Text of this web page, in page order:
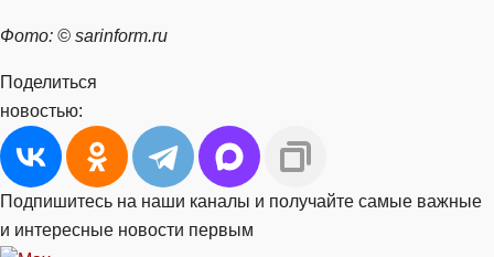
Фото: © sarinform.ru
Поделиться
новостью:
Подпишитесь на наши каналы и получайте самые важные
и интересные новости первым